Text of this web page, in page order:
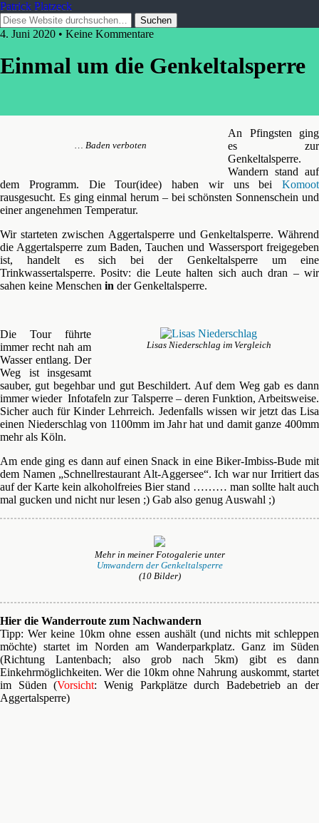
Patrick Platzeck
4. Juni 2020 • Keine Kommentare
Einmal um die Genkeltalsperre
… Baden verboten
An Pfingsten ging
es zur
Genkeltalsperre.
Wandern stand auf
dem Programm. Die Tour(idee) haben wir uns bei Komoot
rausgesucht. Es ging einmal herum – bei schönsten Sonnenschein und
einer angenehmen Temperatur.
Wir starteten zwischen Aggertalsperre und Genkeltalsperre. Während
die Aggertalsperre zum Baden, Tauchen und Wassersport freigegeben
ist, handelt es sich bei der Genkeltalsperre um eine
Trinkwassertalsperre. Positv: die Leute halten sich auch dran – wir
sahen keine Menschen in der Genkeltalsperre.
Lisas Niederschlag im Vergleich
Die Tour führte
immer recht nah am
Wasser entlang. Der
Weg ist insgesamt
sauber, gut begehbar und gut Beschildert. Auf dem Weg gab es dann
immer wieder Infotafeln zur Talsperre – deren Funktion, Arbeitsweise.
Sicher auch für Kinder Lehrreich. Jedenfalls wissen wir jetzt das Lisa
einen Niederschlag von 1100mm im Jahr hat und damit ganze 400mm
mehr als Köln.
Am ende ging es dann auf einen Snack in eine Biker-Imbiss-Bude mit
dem Namen „Schnellrestaurant Alt-Aggersee“. Ich war nur Irritiert das
auf der Karte kein alkoholfreies Bier stand ……… man sollte halt auch
mal gucken und nicht nur lesen ;) Gab also genug Auswahl ;)
Mehr in meiner Fotogalerie unter
Umwandern der Genkeltalsperre
(10 Bilder)
Hier die Wanderroute zum Nachwandern
Tipp: Wer keine 10km ohne essen aushält (und nichts mit schleppen
möchte) startet im Norden am Wanderparkplatz. Ganz im Süden
(Richtung Lantenbach; also grob nach 5km) gibt es dann
Einkehrmöglichkeiten. Wer die 10km ohne Nahrung auskommt, startet
im Süden (Vorsicht: Wenig Parkplätze durch Badebetrieb an der
Aggertalsperre)